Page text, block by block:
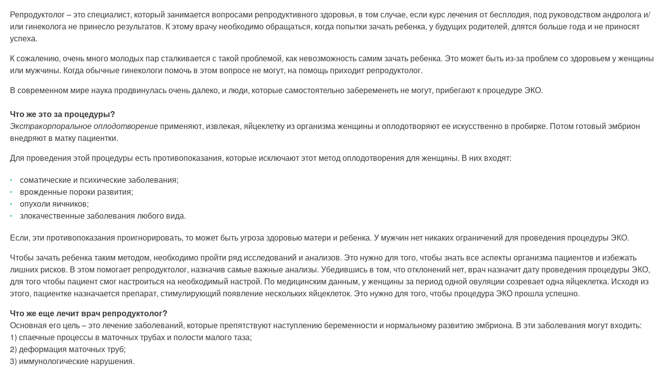
Репродуктолог – это специалист, который занимается вопросами репродуктивного здоровья, в том случае, если курс лечения от бесплодия, под руководством андролога и/
или гинеколога не принесло результатов. К этому врачу необходимо обращаться, когда попытки зачать ребенка, у будущих родителей, длятся больше года и не приносят
успеха.
К сожалению, очень много молодых пар сталкивается с такой проблемой, как невозможность самим зачать ребенка. Это может быть из-за проблем со здоровьем у женщины
или мужчины. Когда обычные гинекологи помочь в этом вопросе не могут, на помощь приходит репродуктолог.
В современном мире наука продвинулась очень далеко, и люди, которые самостоятельно забеременеть не могут, прибегают к процедуре ЭКО.
Что же это за процедуры?
Экстракорпоральное оплодотворение применяют, извлекая, яйцеклетку из организма женщины и оплодотворяют ее искусственно в пробирке. Потом готовый эмбрион
внедряют в матку пациентки.
Для проведения этой процедуры есть противопоказания, которые исключают этот метод оплодотворения для женщины. В них входят:
соматические и психические заболевания;
врожденные пороки развития;
опухоли яичников;
злокачественные заболевания любого вида.
Если, эти противопоказания проигнорировать, то может быть угроза здоровью матери и ребенка. У мужчин нет никаких ограничений для проведения процедуры ЭКО.
Чтобы зачать ребенка таким методом, необходимо пройти ряд исследований и анализов. Это нужно для того, чтобы знать все аспекты организма пациентов и избежать
лишних рисков. В этом помогает репродуктолог, назначив самые важные анализы. Убедившись в том, что отклонений нет, врач назначит дату проведения процедуры ЭКО,
для того чтобы пациент смог настроиться на необходимый настрой. По медицинским данным, у женщины за период одной овуляции созревает одна яйцеклетка. Исходя из
этого, пациентке назначается препарат, стимулирующий появление нескольких яйцеклеток. Это нужно для того, чтобы процедура ЭКО прошла успешно.
Что же еще лечит врач репродуктолог?
Основная его цель – это лечение заболеваний, которые препятствуют наступлению беременности и нормальному развитию эмбриона. В эти заболевания могут входить:
1) спаечные процессы в маточных трубах и полости малого таза;
2) деформация маточных труб;
3) иммунологические нарушения.